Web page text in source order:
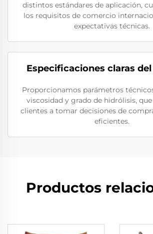
distintos estándares de aplicación,
los requisitos de comercio
expectativas técnicas.
Especificaciones claras
Proporcionamos parámetros
viscosidad y grado de hidrólisis,
clientes a tomar decisiones de
eficientes.
Productos